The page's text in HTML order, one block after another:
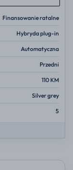
Finansowanie ratalne
Hybryda plug-in
Automatyczna
Przedni
110 KM
Silver grey
5